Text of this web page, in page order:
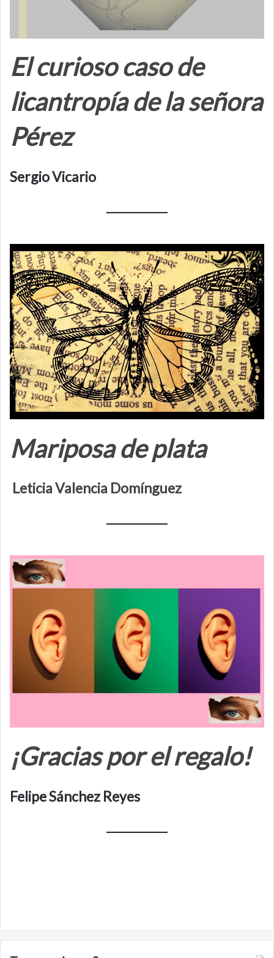
El curioso caso de
licantropía de la señora
Pérez
Sergio Vicario
Mariposa de plata
Leticia Valencia Domínguez
¡Gracias por el regalo!
Felipe Sánchez Reyes